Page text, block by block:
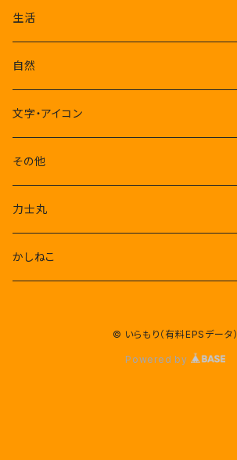
生活
自然
文字・アイコン
その他
力士丸
かしねこ
© いらもり（有料EPSデータ）
Powered by